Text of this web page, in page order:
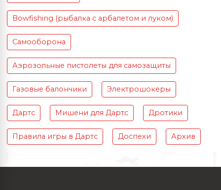
Bowfishing (рыбалка с арбалетом и луком)
Самооборона
Аэрозольные пистолеты для самозащиты
Газовые балончики Электрошокеры
Дартс Мишени для Дартс Дротики
Правила игры в Дартс Доспехи Архив